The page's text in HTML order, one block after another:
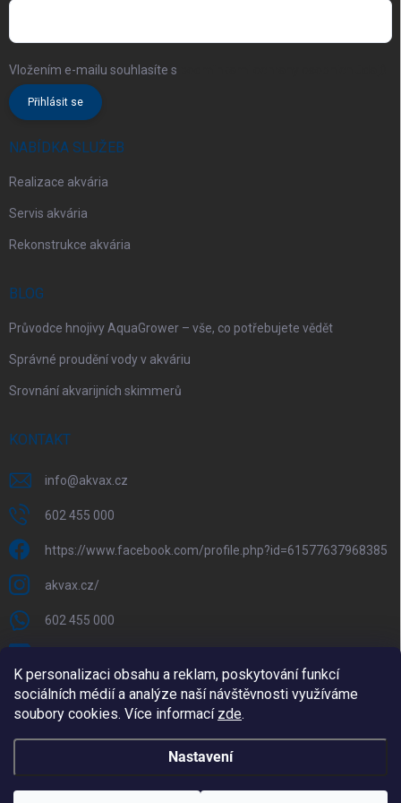
K personalizaci obsahu a reklam, poskytování funkcí
sociálních médií a analýze naší návštěvnosti využíváme
soubory cookies. Více informací zde.
Nastavení
Vložením e-mailu souhlasíte s
Přihlásit se
NABÍDKA SLUŽEB
Realizace akvária
Servis akvária
Rekonstrukce akvária
BLOG
Průvodce hnojivy AquaGrower – vše, co potřebujete vědět
Správné proudění vody v akváriu
Srovnání akvarijních skimmerů
KONTAKT
info@akvax.cz
602 455 000
https://www.facebook.com/profile.php?id=61577637968385
akvax.cz/
602 455 000
```html
```
Copyright 2026AkvaX.cz. Všechna práva vyhrazena.Upravit nastavení